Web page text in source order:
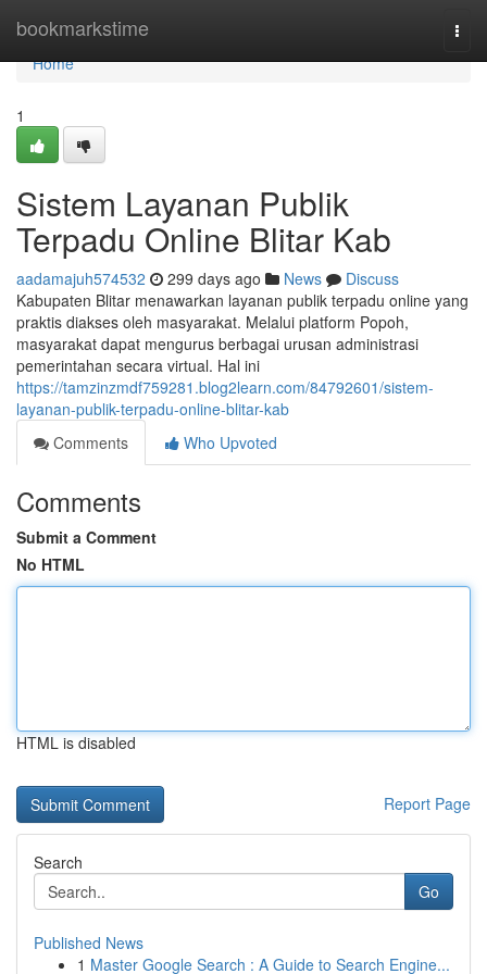
bookmarkstime
Home
Home
1
Sistem Layanan Publik
Terpadu Online Blitar Kab
aadamajuh574532 299 days ago News
Discuss
Kabupaten Blitar menawarkan layanan publik terpadu online yang
praktis diakses oleh masyarakat. Melalui platform Popoh,
masyarakat dapat mengurus berbagai urusan administrasi
pemerintahan secara virtual. Hal ini
https://tamzinzmdf759281.blog2learn.com/84792601/sistem-
layanan-publik-terpadu-online-blitar-kab
Comments
Who Upvoted
Comments
Submit a Comment
No HTML
HTML is disabled
Report Page
Search
Go
Published News
1 Master Google Search : A Guide to Search Engine...